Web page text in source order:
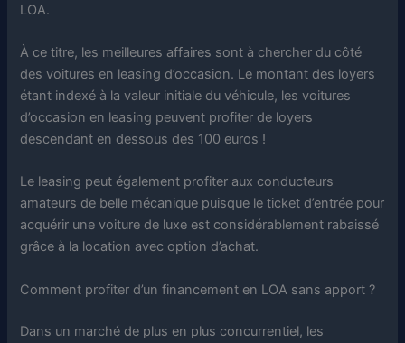
LOA.
À ce titre, les meilleures affaires sont à chercher du côté
des voitures en leasing d’occasion. Le montant des loyers
étant indexé à la valeur initiale du véhicule, les voitures
d’occasion en leasing peuvent profiter de loyers
descendant en dessous des 100 euros !
Le leasing peut également profiter aux conducteurs
amateurs de belle mécanique puisque le ticket d’entrée pour
acquérir une voiture de luxe est considérablement rabaissé
grâce à la location avec option d’achat.
Comment profiter d’un financement en LOA sans apport ?
Dans un marché de plus en plus concurrentiel, les